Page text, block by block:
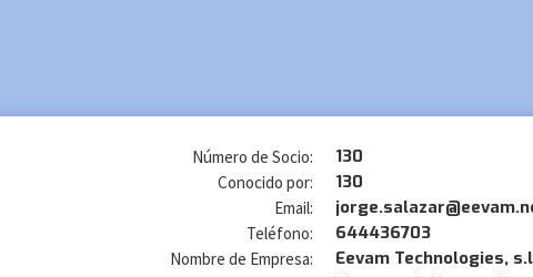
Número de Socio:
Conocido por:
Email:
Teléfono:
Nombre de Empresa:
130
130
644436703
Eevam Technologies,